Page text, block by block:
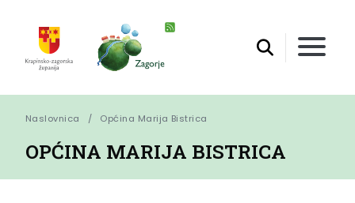
Naslovnica Općina Marija Bistrica
OPĆINA MARIJA BISTRICA